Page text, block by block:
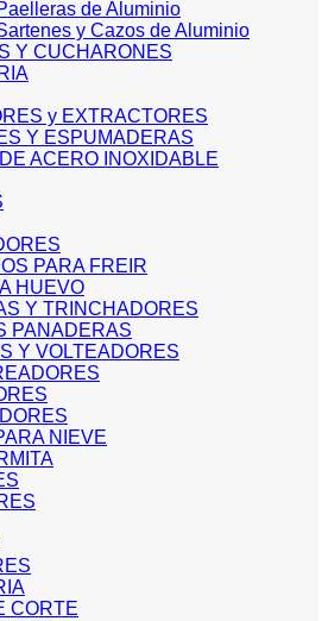
de Aluminio
y Cazos de Aluminio
Y CUCHARONES
y EXTRACTORES
Y ESPUMADERAS
ACERO INOXIDABLE
PARA FREIR
HUEVO
Y TRINCHADORES
PANADERAS
Y VOLTEADORES
NIEVE
CORTE